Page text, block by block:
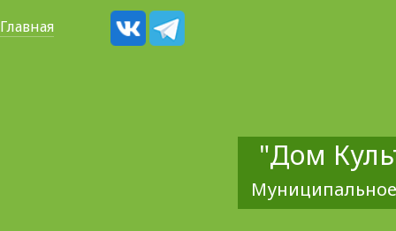
Главная
"Дом